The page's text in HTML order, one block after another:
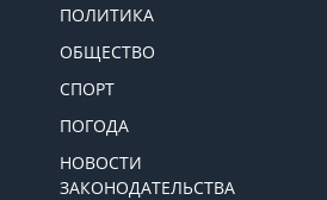
ПОЛИТИКА
ОБЩЕСТВО
СПОРТ
ПОГОДА
НОВОСТИ
ЗАКОНОДАТЕЛЬСТВА